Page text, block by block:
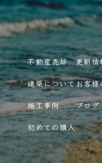
不動産売却
建築について
施工事例
初めての購入
更新情
お客様
ブログ